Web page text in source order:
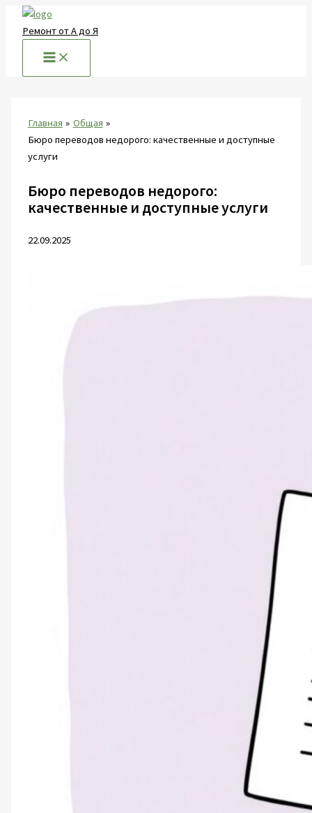
Перейти
Ремонт от А до Я
Главная
Общая
Бюро переводов недорого: качественные и доступные
услуги
Бюро переводов недорого:
качественные и доступные услуги
22.09.2025